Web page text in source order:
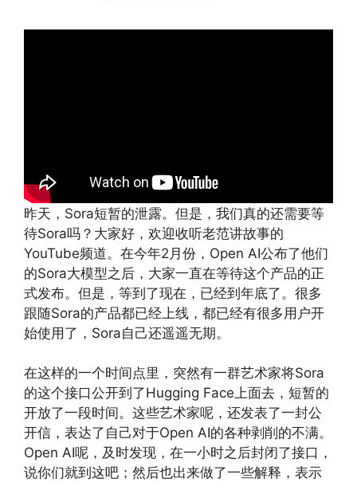
昨天，Sora短暂的泄露。但是，我们真的还需要等
待Sora吗？大家好，欢迎收听老范讲故事的
YouTube频道。在今年2月份，Open AI公布了他们
的Sora大模型之后，大家一直在等待这个产品的正
式发布。但是，等到了现在，已经到年底了。很多
跟随Sora的产品都已经上线，都已经有很多用户开
始使用了，Sora自己还遥遥无期。
在这样的一个时间点里，突然有一群艺术家将Sora
的这个接口公开到了Hugging Face上面去，短暂的
开放了一段时间。这些艺术家呢，还发表了一封公
开信，表达了自己对于Open AI的各种剥削的不满。
Open AI呢，及时发现，在一小时之后封闭了接口，
说你们就到这吧；然后也出来做了一些解释，表示